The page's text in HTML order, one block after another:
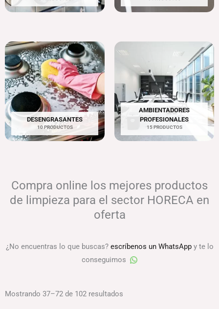
DESENGRASANTES
10 PRODUCTOS
AMBIENTADORES
PROFESIONALES
15 PRODUCTOS
Compra online los mejores productos
de limpieza para el sector HORECA en
oferta
¿No encuentras lo que buscas? escríbenos un WhatsAppy te lo
conseguimos
Mostrando 37–72 de 102 resultados